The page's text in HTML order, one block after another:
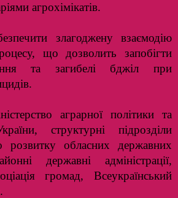
агрохімікатів.
злагоджену взаємодію
що дозволить запобігти
та загибелі бджіл при
аграрної політики та
структурні підрозділи
розвитку обласних державних
державні адміністрації,
громад, Всеукраїнський